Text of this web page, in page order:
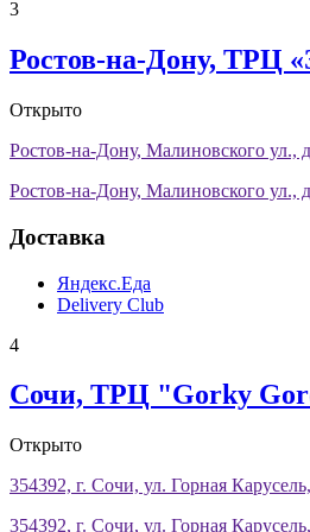
3
Ростов-на-Дону, ТРЦ
Открыто
Ростов-на-Дону, Малиновского
Ростов-на-Дону, Малиновского
Доставка
Яндекс.Еда
Delivery Club
4
Сочи, ТРЦ "Gorky
Открыто
354392, г. Сочи, ул. Горная
354392, г. Сочи, ул. Горная